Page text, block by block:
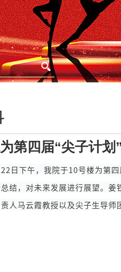
第四届“尖子计
日下午，我院于10号楼为第
结，对未来发展进行展望。
责人马云霞教授以及尖子生导